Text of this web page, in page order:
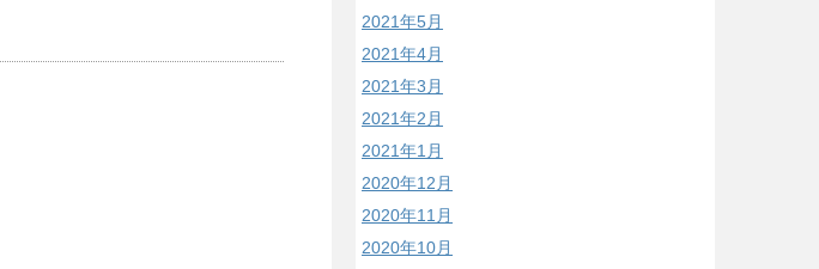
2021年5月
2021年4月
2021年3月
2021年2月
2021年1月
2020年12月
2020年11月
2020年10月